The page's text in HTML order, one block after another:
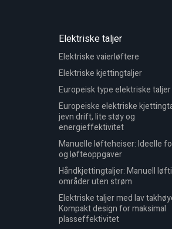
Elektriske taljer
Elektriske vaierløftere
Elektriske kjettingtaljer
Europeisk type elektriske taljer
Europeiske elektriske
jevn drift, lite støy og
energieffektivitet
Manuelle løfteheiser: Ideelle
og løfteoppgaver
Håndkjettingtaljer: Manuell
områder uten strøm
Elektriske taljer med lav
Kompakt design for maksimal
plasseffektivitet